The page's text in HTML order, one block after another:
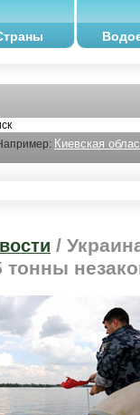
Киевская
/
тонны